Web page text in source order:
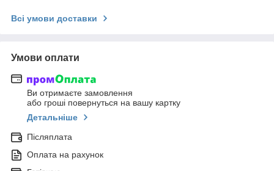
Всі умови доставки
Умови оплати
Ви отримаєте замовлення
або гроші повернуться на вашу картку
Детальніше
Післяплата
Оплата на рахунок